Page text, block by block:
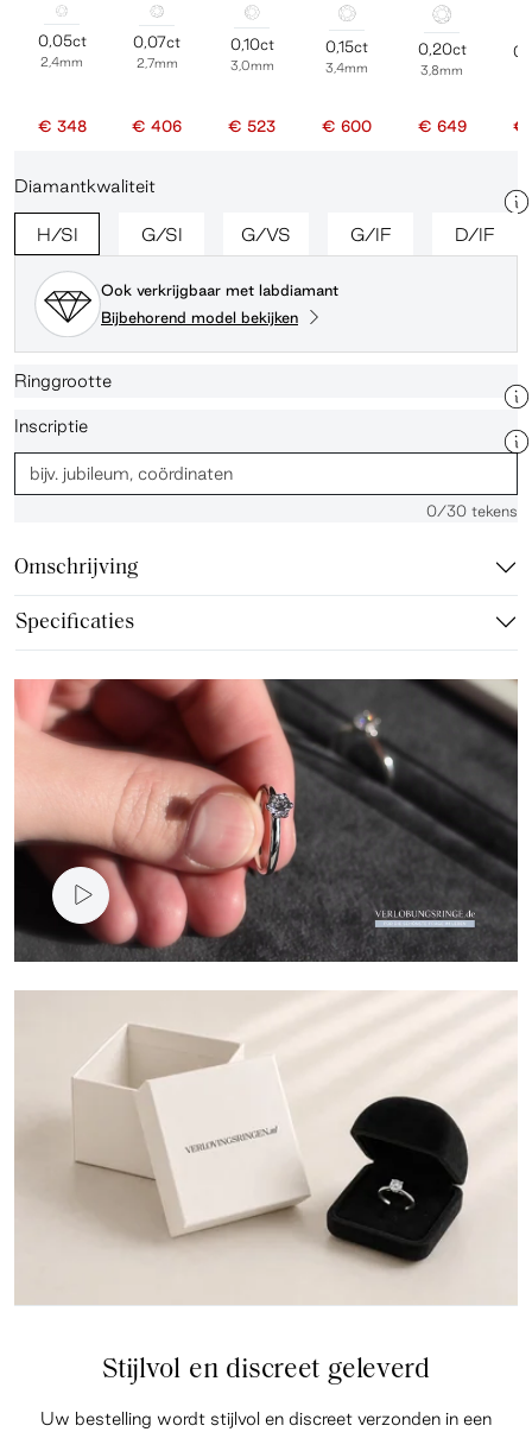
0,05ct
2,4mm
€ 348
0,07ct
2,7mm
€ 406
0,10ct
3,0mm
€ 523
0,15ct
3,4mm
€ 600
0,20ct
3,8mm
€ 649 €
Diamantkwaliteit
H/SI G/SI G/VS G/IF D/IF
Ook verkrijgbaar met labdiamant
Bijbehorend model bekijken
Ringgrootte
Inscriptie
0/30 tekens
Omschrijving
Specificaties
Video presentatie
Stijlvol en discreet geleverd
Uw bestelling wordt stijlvol en discreet verzonden in een